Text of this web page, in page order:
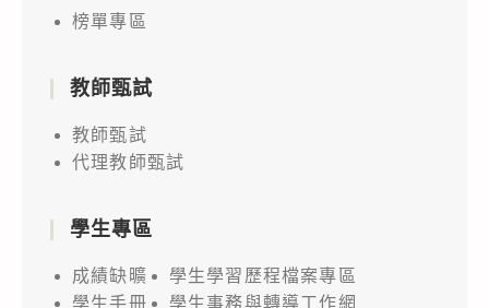
榜單專區
教師甄試
教師甄試
代理教師甄試
學生專區
成績缺曠
學生學習歷程檔案專區
學生手冊
學生事務與轉導工作網